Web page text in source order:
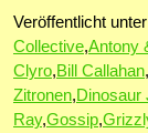
Veröffentlicht unter
Collective,Antony
Clyro,Bill Callahan,
Zitronen,Dinosaur
Ray,Gossip,